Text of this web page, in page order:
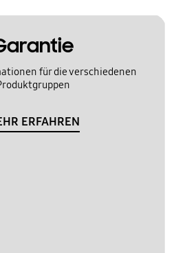
für die verschiedenen
ERFAHREN